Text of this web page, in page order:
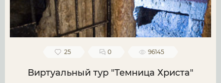
25 0 96145
Виртуальный тур "Темница Христа"